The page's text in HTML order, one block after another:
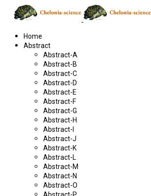
Home
Abstract
Abstract-A
Abstract-B
Abstract-C
Abstract-D
Abstract-E
Abstract-F
Abstract-G
Abstract-H
Abstract-I
Abstract-J
Abstract-K
Abstract-L
Abstract-M
Abstract-N
Abstract-O